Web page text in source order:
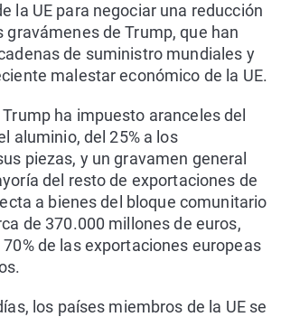
la UE para negociar una reducción
gravámenes de Trump, que han
de suministro mundiales y
malestar económico de la UE.
ha impuesto aranceles del
aluminio, del 25% a los
piezas, y un gravamen general
del resto de exportaciones de
a bienes del bloque comunitario
de 370.000 millones de euros,
de las exportaciones europeas
los países miembros de la UE se